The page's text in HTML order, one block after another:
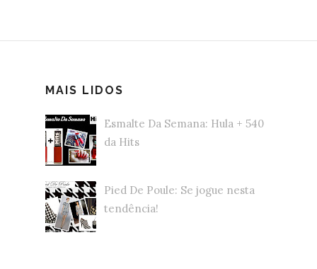
MAIS LIDOS
Esmalte Da Semana: Hula + 540
da Hits
Pied De Poule: Se jogue nesta
tendência!